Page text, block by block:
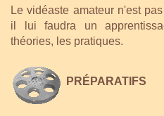
Le vidéaste amateur n'est
il lui faudra un
théories, les pratiques.
PRÉPARATIFS